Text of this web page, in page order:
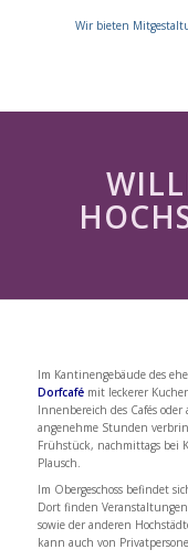
Wir bieten Mitgestaltung
Im Kantinengebäude des
Dorfcafé mit leckerer
Innenbereich des Cafés
angenehme Stunden
Frühstück, nachmittags bei
Plausch.
Im Obergeschoss befindet
Dort finden
sowie der anderen
kann auch von